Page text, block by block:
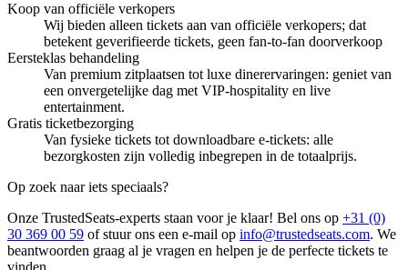
Koop van officiële verkopers
Wij bieden alleen tickets aan van officiële verkopers; dat
betekent geverifieerde tickets, geen fan‑to‑fan doorverkoop
Eersteklas behandeling
Van premium zitplaatsen tot luxe dinerervaringen: geniet van
een onvergetelijke dag met VIP-hospitality en live
entertainment.
Gratis ticketbezorging
Van fysieke tickets tot downloadbare e-tickets: alle
bezorgkosten zijn volledig inbegrepen in de totaalprijs.
Op zoek naar iets speciaals?
Onze TrustedSeats-experts staan voor je klaar! Bel ons op +31 (0)
30 369 00 59 of stuur ons een e-mail op info@trustedseats.com. We
beantwoorden graag al je vragen en helpen je de perfecte tickets te